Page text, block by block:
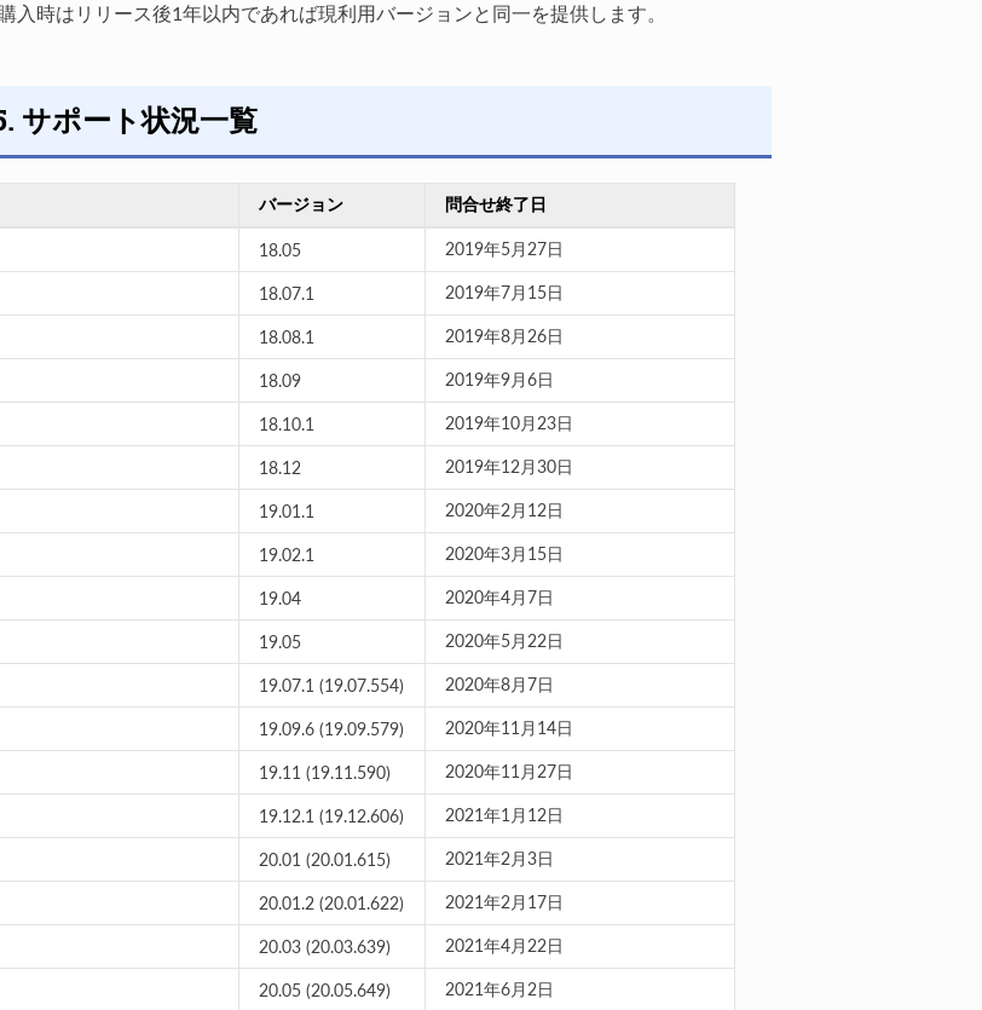
入時はリリース後1年以内であれば現利用バージョンと同一を提供します。
サポート状況一覧
バージョン 問合せ終了日
18.05 2019年5月27日
18.07.1 2019年7月15日
18.08.1 2019年8月26日
18.09 2019年9月6日
18.10.1 2019年10月23日
18.12 2019年12月30日
19.01.1 2020年2月12日
19.02.1 2020年3月15日
19.04 2020年4月7日
19.05 2020年5月22日
19.07.1 (19.07.554) 2020年8月7日
19.09.6 (19.09.579) 2020年11月14日
19.11 (19.11.590) 2020年11月27日
19.12.1 (19.12.606) 2021年1月12日
20.01 (20.01.615) 2021年2月3日
20.01.2 (20.01.622) 2021年2月17日
20.03 (20.03.639) 2021年4月22日
20.05 (20.05.649) 2021年6月2日